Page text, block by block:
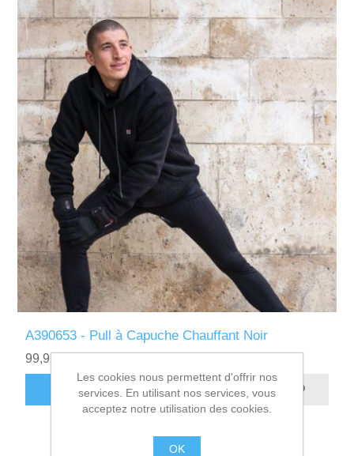
A390653 - Pull à Capuche Chauffant Noir
99,92€ HT
AJOUTER AU PANIER
Les cookies nous permettent d'offrir nos
services. En utilisant nos services, vous
acceptez notre utilisation des cookies.
OK